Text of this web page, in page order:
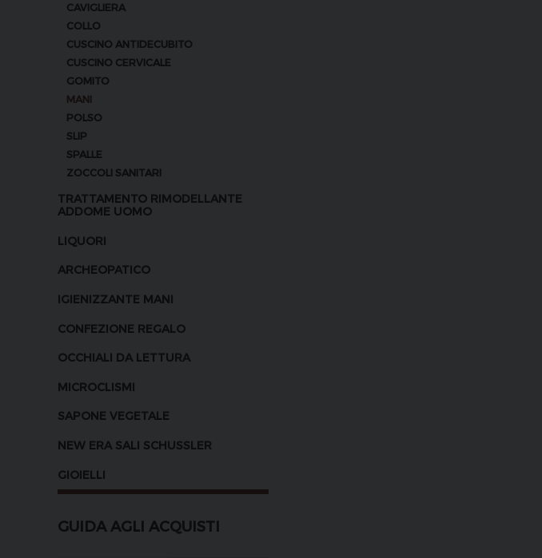
CAVIGLIERA
COLLO
CUSCINO ANTIDECUBITO
CUSCINO CERVICALE
GOMITO
MANI
POLSO
SLIP
SPALLE
ZOCCOLI SANITARI
TRATTAMENTO RIMODELLANTE
ADDOME UOMO
LIQUORI
ARCHEOPATICO
IGIENIZZANTE MANI
CONFEZIONE REGALO
OCCHIALI DA LETTURA
MICROCLISMI
SAPONE VEGETALE
NEW ERA SALI SCHUSSLER
GIOIELLI
GUIDA AGLI ACQUISTI